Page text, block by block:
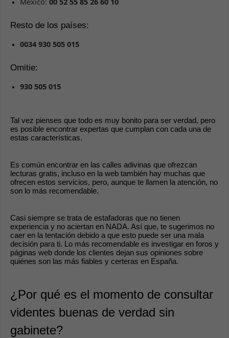
Resto de los países:
0034 930 505 015
Omitie:
930 505 015
Tal vez pienses que todo es muy bonito para ser verdad, pero
es posible encontrar expertas que cumplan con cada una de
estas características.
Es común encontrar en las calles adivinas que ofrezcan
lecturas gratis, incluso en la web también hay muchas que
ofrecen estos servicios, pero, aunque te llamen la atención, no
son lo más recomendable.
Casi siempre se trata de estafadoras que no tienen
experiencia y no aciertan en NADA. Así que, te sugerimos no
caer en la tentación debido a que esto puede ser una mala
decisión para ti. Lo más recomendable es investigar en foros y
páginas web donde los clientes dejan sus opiniones sobre
quiénes son las más fiables y certeras en España.
¿Por qué es el momento de consultar
videntes buenas de verdad sin
gabinete?